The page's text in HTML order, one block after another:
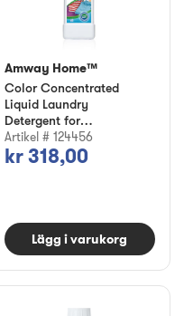
Amway Home™
Color Concentrated
Liquid Laundry
Detergent for
Colored and Black
Clothes SA8™
Artikel # 124456
kr 318,00
Lägg i varukorg